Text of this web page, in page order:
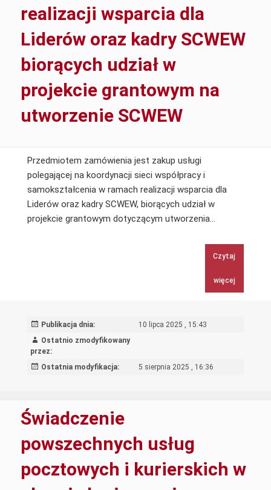
realizacji wsparcia dla
Liderów oraz kadry SCWEW
biorących udział w
projekcie grantowym na
utworzenie SCWEW
Przedmiotem zamówienia jest zakup usługi
polegającej na koordynacji sieci współpracy i
samokształcenia w ramach realizacji wsparcia dla
Liderów oraz kadry SCWEW, biorących udział w
projekcie grantowym dotyczącym utworzenia…
Czytaj
więcej
sieci
współpracy
i
w
Publikacja dnia:
10 lipca 2025 , 15:43
Ostatnio zmodyfikowany
przez:
Ostatnia modyfikacja:
5 sierpnia 2025 , 16:36
Świadczenie
powszechnych usług
pocztowych i kurierskich w